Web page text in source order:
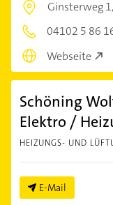
Ginsterweg 1,
04102 5 86
Webseite
Schöning
Elektro /
HEIZUNGS- UND
E-Mail